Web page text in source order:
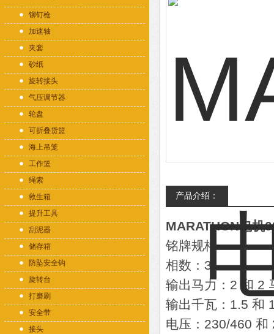
铆钉枪
加速轴
夹套
砂纸
旋转接头
气压调节器
轮盘
可折叠货篮
海上吊笼
工作篮
绳索
救生箱
提升工具
刮泥器
储存箱
防坠安全钩
旋转台
打磨刷
安全带
接头
产品介绍：
MARATHON电机
铭牌规格
相数：3
输出马力：2 和 2
输出千瓦：1.5 和
电压：230/460 和